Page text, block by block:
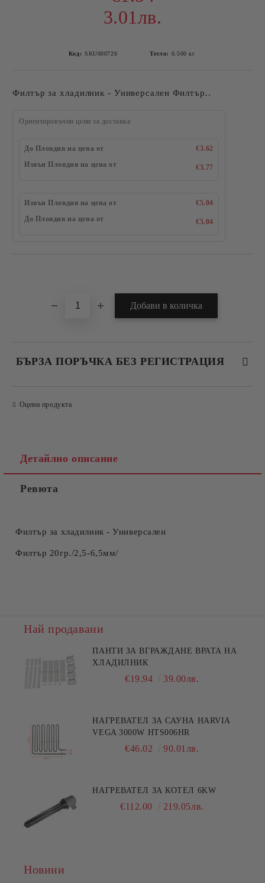
3.01лв.
Код: SKU000726 Тегло: 0.500 кг
Филтър за хладилник - Универсален Филтър..
Ориентировъчни цени за доставка
До Пловдив на цена от
€3.62
Извън Пловдив на цена от
€3.77
Извън Пловдив на цена от
€5.04
До Пловдив на цена от
€5.04
БЪРЗА ПОРЪЧКА БЕЗ РЕГИСТРАЦИЯ
Оцени продукта
Детайлно описание
Ревюта
Филтър за хладилник - Универсален
Филтър 20гр./2,5-6,5мм/
Най продавани
ПАНТИ ЗА ВГРАЖДАНЕ ВРАТА НА
ХЛАДИЛНИК
€19.94 39.00лв.
НАГРЕВАТЕЛ ЗА САУНА HARVIA
VEGA 3000W HTS006HR
€46.02 90.01лв.
НАГРЕВАТЕЛ ЗА КОТЕЛ 6KW
€112.00 219.05лв.
Новини